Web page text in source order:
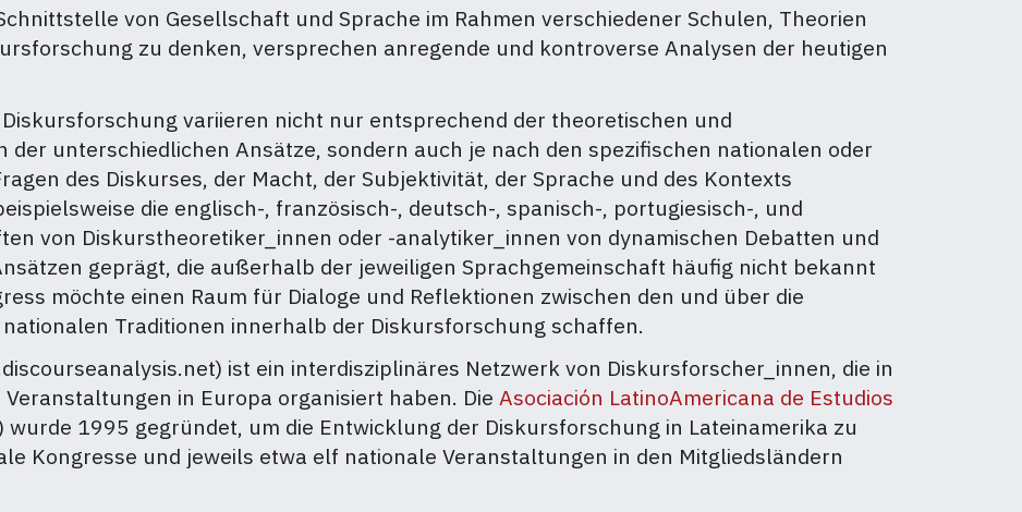
von Gesellschaft und Sprache im Rahmen verschiedener Schulen, Theorien
zu denken, versprechen anregende und kontroverse Analysen der heutigen
variieren nicht nur entsprechend der theoretischen und
der unterschiedlichen Ansätze, sondern auch je nach den spezifischen nationalen oder
des Diskurses, der Macht, der Subjektivität, der Sprache und des Kontexts
die englisch-, französisch-, deutsch-, spanisch-, portugiesisch-, und
von Diskurstheoretiker_innen oder -analytiker_innen von dynamischen Debatten und
geprägt, die außerhalb der jeweiligen Sprachgemeinschaft häufig nicht bekannt
möchte einen Raum für Dialoge und Reflektionen zwischen den und über die
Traditionen innerhalb der Diskursforschung schaffen.
ist ein interdisziplinäres Netzwerk von Diskursforscher_innen, die in
in Europa organisiert haben. Die Asociación LatinoAmericana de Estudios
wurde 1995 gegründet, um die Entwicklung der Diskursforschung in Lateinamerika zu
Kongresse und jeweils etwa elf nationale Veranstaltungen in den Mitgliedsländern